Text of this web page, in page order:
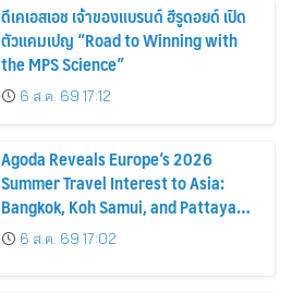
ดีเคเอสเอช เจ้าของแบรนด์ ฮีรูดอยด์ เปิด
ตัวแคมเปญ “Road to Winning with
the MPS Science”
6 ส.ค. 69 17:12
Agoda Reveals Europe’s 2026
Summer Travel Interest to Asia:
Bangkok, Koh Samui, and Pattaya
Among the Top Cities
6 ส.ค. 69 17:02